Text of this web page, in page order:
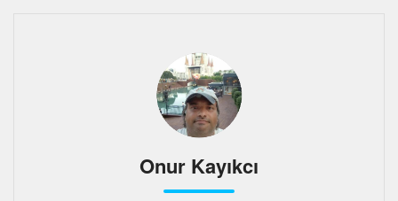
Onur Kayıkcı